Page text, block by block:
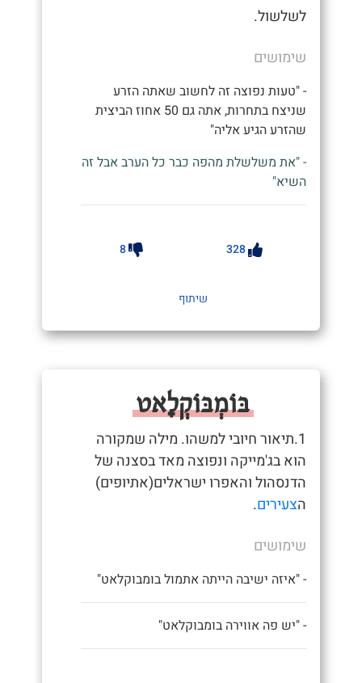
לשלשול.
שימושים
- "טעות נפוצה זה לחשוב שאתה הזרע
שניצח בתחרות, אתה גם 50 אחוז הביצית
שהזרע הגיע אליה"
- "את משלשלת מהפה כבר כל הערב אבל זה
השיא"
328
8
שיתוף
בּוֹמְבּוֹקְלָאט
1.תיאור חיובי למשהו. מילה שמקורה
הוא בג'מייקה ונפוצה מאד בסצנה של
הדנסהול והאפרו ישראלים(אתיופים)
הצעירים.
שימושים
- "איזה ישיבה הייתה אתמול בומבוקלאט"
- "יש פה אווירה בומבוקלאט"